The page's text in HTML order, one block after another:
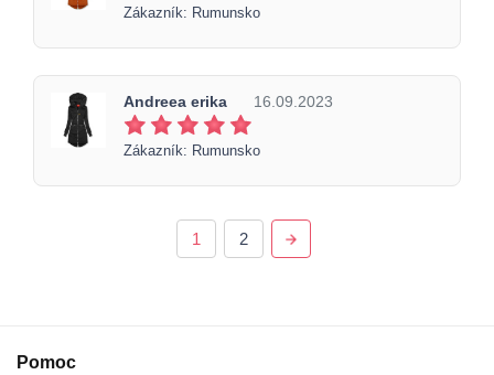
Zákazník: Rumunsko
Andreea erika 16.09.2023
Zákazník: Rumunsko
1 2
Pomoc